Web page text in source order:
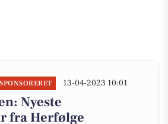
SPONSORERET 13-04-2023 10:01
Nyeste
fra Herfølge